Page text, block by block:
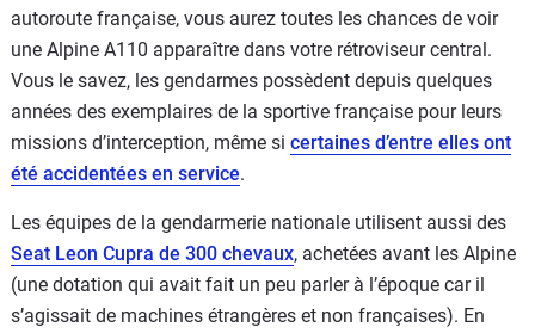
autoroute française, vous aurez toutes les chances de voir
une Alpine A110 apparaître dans votre rétroviseur central.
Vous le savez, les gendarmes possèdent depuis quelques
années des exemplaires de la sportive française pour leurs
missions d’interception, même si certaines d’entre elles ont
été accidentées en service.
Les équipes de la gendarmerie nationale utilisent aussi des
Seat Leon Cupra de 300 chevaux, achetées avant les Alpine
(une dotation qui avait fait un peu parler à l’époque car il
s’agissait de machines étrangères et non françaises). En